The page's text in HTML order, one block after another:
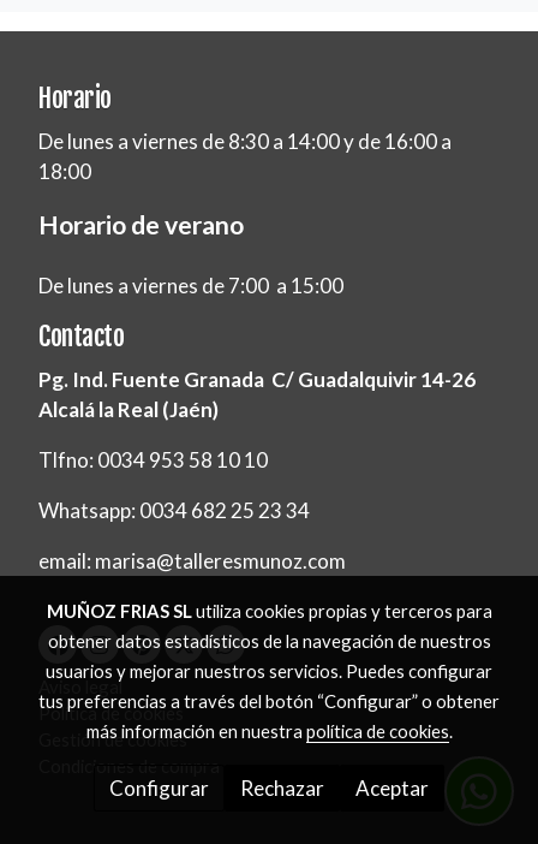
Horario
De lunes a viernes de 8:30 a 14:00 y de 16:00 a
18:00
Horario de verano
De lunes a viernes de 7:00 a 15:00
Contacto
Pg. Ind. Fuente Granada C/ Guadalquivir 14-26
Alcalá la Real (Jaén)
Tlfno: 0034 953 58 10 10
Whatsapp: 0034 682 25 23 34
email: marisa@talleresmunoz.com
Aviso legal
Política de cookies
Gestión de cookies
MUÑOZ FRIAS SLutiliza cookies propias y terceros para
obtener datos estadísticos de la navegación de nuestros
usuarios y mejorar nuestros servicios. Puedes configurar
tus preferencias a través del botón “Configurar” o obtener
más información en nuestra política de cookies.
Configurar Rechazar Aceptar